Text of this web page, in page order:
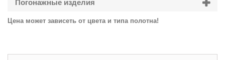
Погонажные изделия
Цена может зависеть от цвета и типа полотна!